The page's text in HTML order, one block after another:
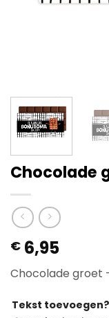
Chocolade
€ 6,95
Chocolade groet
Tekst toevoegen?